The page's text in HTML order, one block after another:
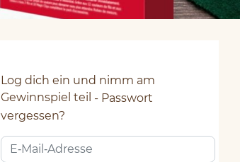
Log dich ein und nimm am
Gewinnspiel teil
Passwort
vergessen?